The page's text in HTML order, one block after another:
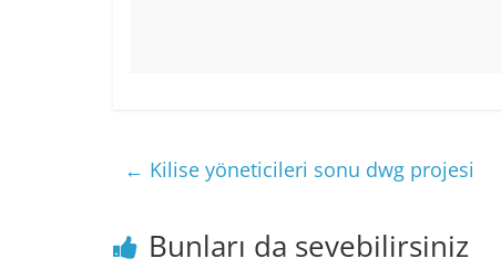
← Kilise yöneticileri sonu dwg projesi
Bunları da sevebilirsiniz